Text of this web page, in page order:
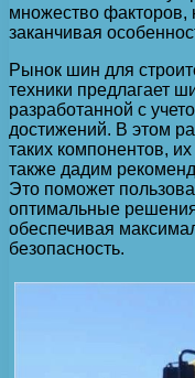
множество факторов,
заканчивая
Рынок шин для
техники предлагает
разработанной с
достижений. В этом
таких компонентов,
также дадим
Это поможет
оптимальные
обеспечивая
безопасность.